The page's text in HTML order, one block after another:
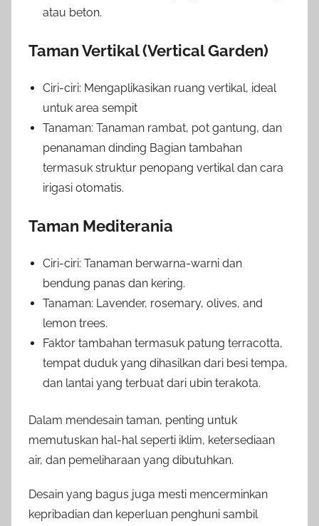
atau beton.
Taman Vertikal (Vertical Garden)
Ciri-ciri: Mengaplikasikan ruang vertikal, ideal
untuk area sempit
Tanaman: Tanaman rambat, pot gantung, dan
penanaman dinding Bagian tambahan
termasuk struktur penopang vertikal dan cara
irigasi otomatis.
Taman Mediterania
Ciri-ciri: Tanaman berwarna-warni dan
bendung panas dan kering.
Tanaman: Lavender, rosemary, olives, and
lemon trees.
Faktor tambahan termasuk patung terracotta,
tempat duduk yang dihasilkan dari besi tempa,
dan lantai yang terbuat dari ubin terakota.
Dalam mendesain taman, penting untuk
memutuskan hal-hal seperti iklim, ketersediaan
air, dan pemeliharaan yang dibutuhkan.
Desain yang bagus juga mesti mencerminkan
kepribadian dan keperluan penghuni sambil